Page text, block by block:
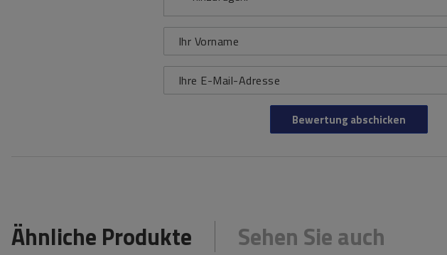
Ihr Vorname
Ihre E-Mail-Adresse
Bewertung abschicken
Ähnliche Produkte Sehen Sie auch